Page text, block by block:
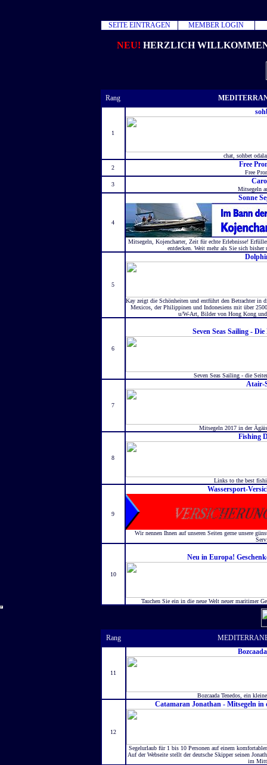
SEITE EINTRAGEN MEMBER LOGIN
NEU! HERZLICH
Rang
1
chat, sohbet
2
Free
Free
3
Mitsegeln
4
Sonne
Mitsegeln, Kojencharter, Zeit für echte Erlebnisse!
entdecken. Weit mehr als Sie sich
5
Kay zeigt die Schönheiten und entführt den Betrachter in
Mexicos, der Philippinen und Indonesiens mit über
u/W-Art, Bilder von Hong Kong
6
Seven Seas Sailing -
Seven Seas Sailing - die
7
Atair-
Mitsegeln 2017 in der
8
Fishing
Links to the best
9
Wassersport-
Wir nennen Ihnen auf unseren Seiten gerne unsere
10
Neu in Europa!
Tauchen Sie ein in die neue Welt neuer maritimer
Rang
11
Bozcaada Tenedos, ein
12
Catamaran Jonathan - Mitsegeln
Segelurlaub für 1 bis 10 Personen auf einem
Auf der Webseite stellt der deutsche Skipper seinen
im